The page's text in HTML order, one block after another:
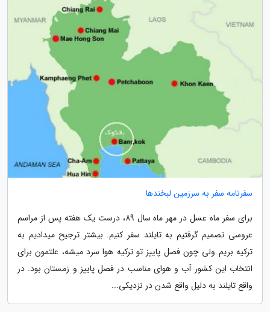
سفرنامه سفر به سرزمین لبخندها
برای سفر ماه عسل در مهر ماه سال 89، درست یک هفته پس از مراسم
عروسی تصمیم گرفتیم به تایلند سفر کنیم. بیشتر ترجیح میدادیم به
ترکیه بریم ولی چون فصل پاییز تو ترکیه هوا سرد میشه، علتمون برای
انتخاب این کشور آب و هوای مناسب در فصل پاییز و زمستان بود. در
واقع تایلند به دلیل واقع شدن در نزدیکی...